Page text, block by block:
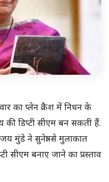
का प्लेन क्रैश में निधन के
की डिप्टी सीएम बन सकती हैं.
मुंडे ने सुनेत्रा से मुलाकात
सीएम बनाए जाने का प्रस्ताव